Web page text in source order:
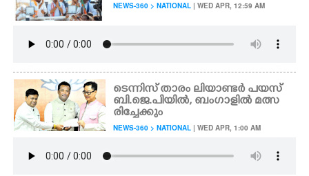
NEWS-360 > NATIONAL | WED APR, 12:59 AM
ടെന്നിസ് താരം ലിയാണ്ടർ പയസ്
ബി.ജെ.പിയിൽ, ബംഗാളിൽ മത്സ
രിച്ചേക്കും
NEWS-360 > NATIONAL | WED APR, 1:00 AM